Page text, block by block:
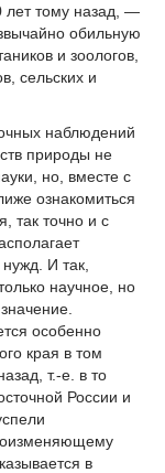
лет тому назад, —
обильную
и зоологов,
сельских и
наблюдений
природы не
но, вместе с
ознакомиться
так точно и с
И так,
научное, но
особенно
края в том
т.-е. в то
России и
в